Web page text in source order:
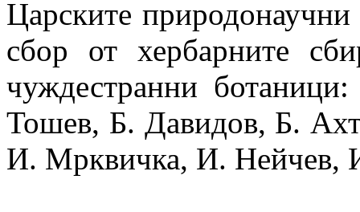
Царските природонаучни
сбор от хербарните
чуждестранни
Тошев, Б. Давидов, Б.
И. Мрквичка, И. Нейчев,